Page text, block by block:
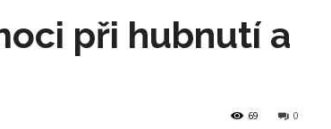
při hubnutí a
0
69